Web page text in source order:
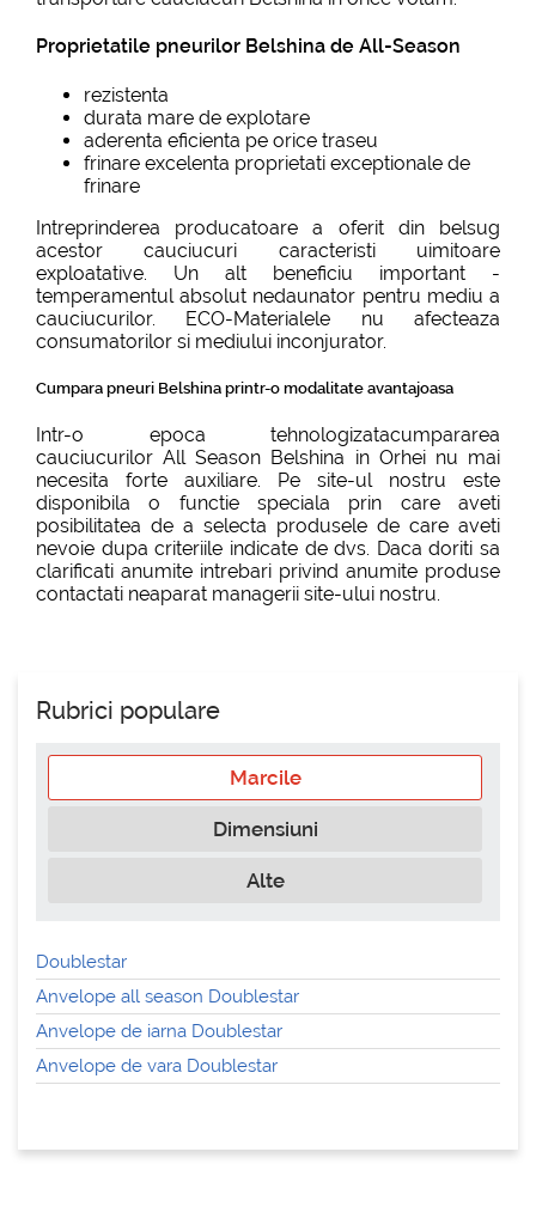
Proprietatile pneurilor Belshina de All-Season
rezistenta
durata mare de explotare
aderenta eficienta pe orice traseu
frinare excelenta proprietati exceptionale de
frinare
Intreprinderea producatoare a oferit din belsug
acestor cauciucuri caracteristi uimitoare
exploatative. Un alt beneficiu important -
temperamentul absolut nedaunator pentru mediu a
cauciucurilor. ECO-Materialele nu afecteaza
consumatorilor si mediului inconjurator.
Cumpara pneuri Belshina printr-o modalitate avantajoasa
Intr-o epoca tehnologizatacumpararea
cauciucurilor All Season Belshina in Orhei nu mai
necesita forte auxiliare. Pe site-ul nostru este
disponibila o functie speciala prin care aveti
posibilitatea de a selecta produsele de care aveti
nevoie dupa criteriile indicate de dvs. Daca doriti sa
clarificati anumite intrebari privind anumite produse
contactati neaparat managerii site-ului nostru.
Rubrici populare
Marcile
Dimensiuni
Alte
Doublestar
Anvelope all season Doublestar
Anvelope de iarna Doublestar
Anvelope de vara Doublestar